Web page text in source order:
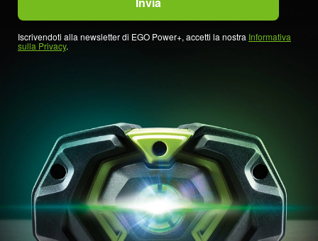
Iscrivendoti alla newsletter di EGO Power+, accetti la nostra Informativa
sulla Privacy.